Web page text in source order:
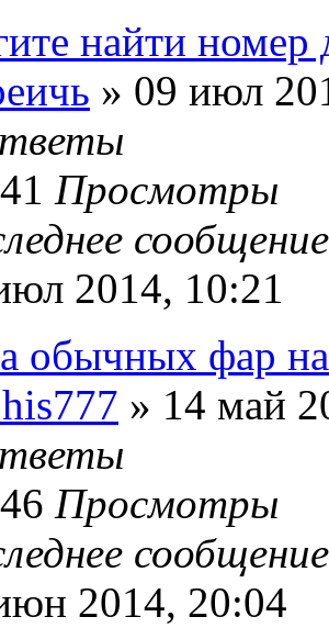
найти номер
» 09 июл
Просмотры
2014, 10:21
обычных фар
» 14 май
Просмотры
2014, 20:04